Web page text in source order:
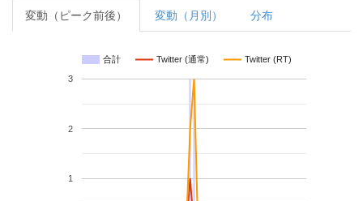
変動（ピーク前後） 変動（月別） 分布
合計 Twitter (通常) Twitter (RT)
1
2
3